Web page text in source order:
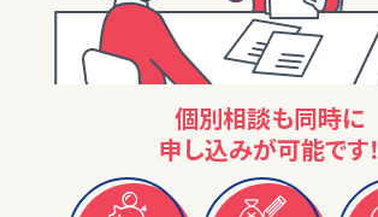
個別相談も同時に
申し込みが可能です！